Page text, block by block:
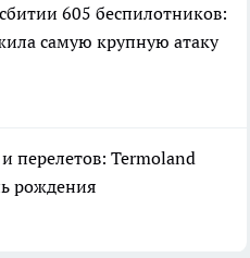
605 беспилотников:
самую крупную атаку
перелетов: Termoland
рождения